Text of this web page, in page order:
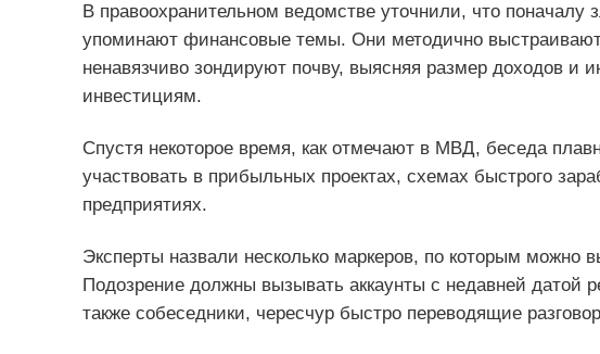
В правоохранительном ведомстве уточнили, что
упоминают финансовые темы. Они методично
ненавязчиво зондируют почву, выясняя размер доходов и
инвестициям.
Спустя некоторое время, как отмечают в МВД, беседа
участвовать в прибыльных проектах, схемах быстрого
предприятиях.
Эксперты назвали несколько маркеров, по которым можно
Подозрение должны вызывать аккаунты с недавней датой
также собеседники, чересчур быстро переводящие